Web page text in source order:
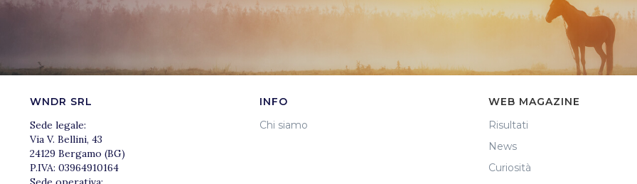
WNDR SRL
Sede legale:
Via V. Bellini, 43
24129 Bergamo (BG)
P.IVA: 03964910164
INFO
Chi siamo
WEB MAGAZINE
Risultati
News
Curiosità